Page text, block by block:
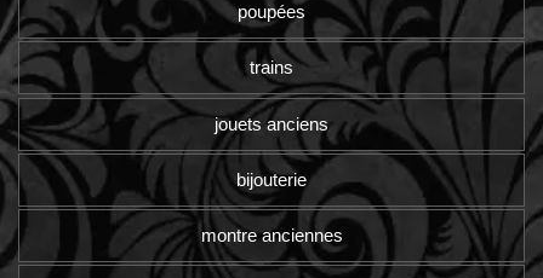
poupées
trains
jouets anciens
bijouterie
montre anciennes